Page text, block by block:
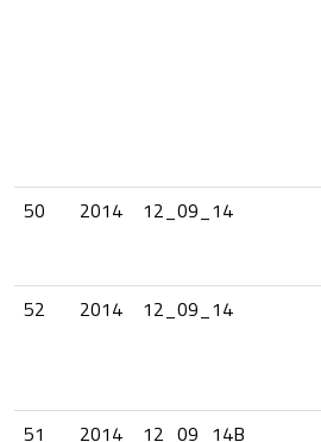
50
2014 12_09_14
52 2014 12_09_14
51
2014 12_09_14B